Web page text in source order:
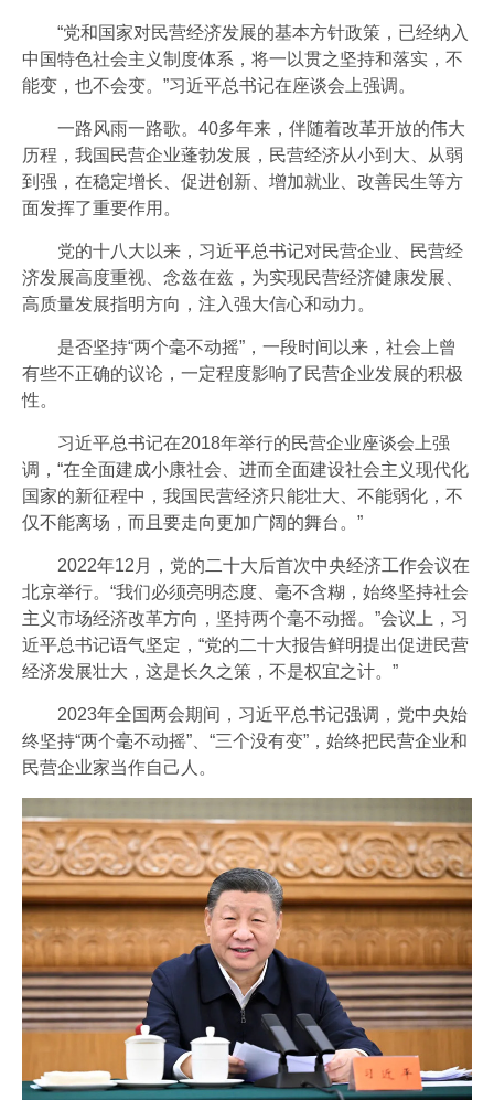
开云官方注册地址-开云(中国)
加入我们
“党和国家对民营经济发展的基本方针政策，已经纳入
中国特色社会主义制度体系，将一以贯之坚持和落实，不
能变，也不会变。”习近平总书记在座谈会上强调。
一路风雨一路歌。40多年来，伴随着改革开放的伟大
历程，我国民营企业蓬勃发展，民营经济从小到大、从弱
到强，在稳定增长、促进创新、增加就业、改善民生等方
面发挥了重要作用。
党的十八大以来，习近平总书记对民营企业、民营经
济发展高度重视、念兹在兹，为实现民营经济健康发展、
高质量发展指明方向，注入强大信心和动力。
是否坚持“两个毫不动摇”，一段时间以来，社会上曾
有些不正确的议论，一定程度影响了民营企业发展的积极
性。
习近平总书记在2018年举行的民营企业座谈会上强
调，“在全面建成小康社会、进而全面建设社会主义现代化
国家的新征程中，我国民营经济只能壮大、不能弱化，不
仅不能离场，而且要走向更加广阔的舞台。”
2022年12月，党的二十大后首次中央经济工作会议在
北京举行。“我们必须亮明态度、毫不含糊，始终坚持社会
主义市场经济改革方向，坚持两个毫不动摇。”会议上，习
近平总书记语气坚定，“党的二十大报告鲜明提出促进民营
经济发展壮大，这是长久之策，不是权宜之计。”
2023年全国两会期间，习近平总书记强调，党中央始
终坚持“两个毫不动摇”、“三个没有变”，始终把民营企业和
民营企业家当作自己人。